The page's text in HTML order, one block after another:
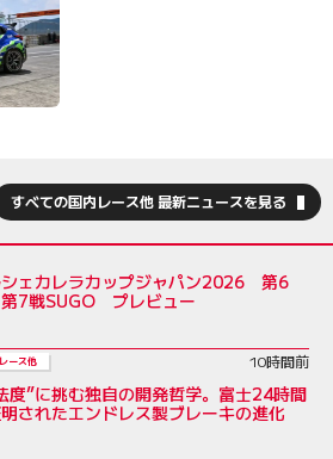
すべての国内レース他 最新ニュースを見る
ェカレラカップジャパン2026 第6
7戦SUGO プレビュー
ース他 10時間前
度”に挑む独自の開発哲学。富士24時間
されたエンドレス製ブレーキの進化